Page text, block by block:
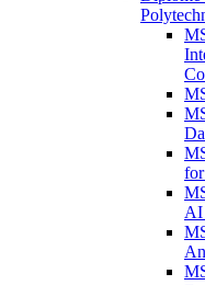
AI